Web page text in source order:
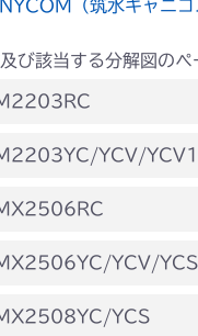
（筑水キャニコ
び該当する分解図のペ
本体 FIG16 走行操作レ
YCV/YCV1
本体 FIG18 走行操作レ
本体 FIG19 走行操作レ
YCV/YCS
本体 FIG22 走行操作(
YCS